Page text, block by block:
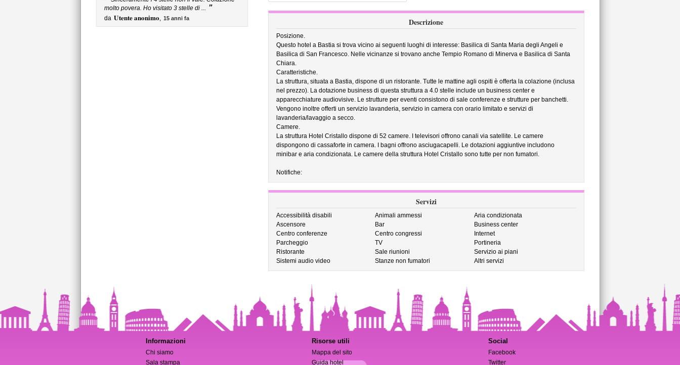
molto povera. Ho visitato 3 stelle di ... ”
da Utente anonimo, 15 anni fa Descrizione
Posizione.
Questo hotel a Bastia si trova vicino ai seguenti luoghi di interesse: Basilica di Santa Maria degli Angeli e
Basilica di San Francesco. Nelle vicinanze si trovano anche Tempio Romano di Minerva e Basilica di Santa
Chiara.
Caratteristiche.
La struttura, situata a Bastia, dispone di un ristorante. Tutte le mattine agli ospiti è offerta la colazione (inclusa
nel prezzo). La dotazione business di questa struttura a 4.0 stelle include un business center e
apparecchiature audiovisive. Le strutture per eventi consistono di sale conferenze e strutture per banchetti.
Vengono inoltre offerti un servizio lavanderia, servizio in camera con orario limitato e servizi di
lavanderia/lavaggio a secco.
Camere.
La struttura Hotel Cristallo dispone di 52 camere. I televisori offrono canali via satellite. Le camere
dispongono di cassaforte in camera. I bagni offrono asciugacapelli. Le dotazioni aggiuntive includono
minibar e aria condizionata. Le camere della struttura Hotel Cristallo sono tutte per non fumatori.
Notifiche:
Servizi
Accessibilità disabili Animali ammessi
Aria condizionata
Ascensore
Bar
Business center
Centro conferenze
Centro congressi
Internet
Parcheggio
TV
Portineria
Ristorante
Sale riunioni
Servizio ai piani
Sistemi audio video
Stanze non fumatori Altri servizi
Informazioni
Chi siamo
Sala stampa
Risorse utili
Mappa del sito
Guida hotel
Social
Facebook
Twitter